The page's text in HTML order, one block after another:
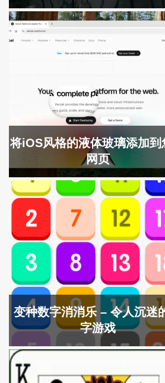
将iOS风格的液体玻璃添加到
网页
变种数字消消乐 – 令人沉迷
字游戏